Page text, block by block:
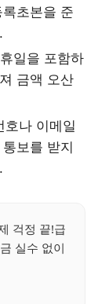
초본을 준
일을 포함하
금액 오산
호나 이메일
보를 받지
걱정 끝!급
실수 없이